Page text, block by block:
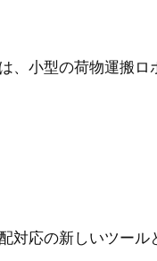
、小型の荷物運搬ロ
対応の新しいツール